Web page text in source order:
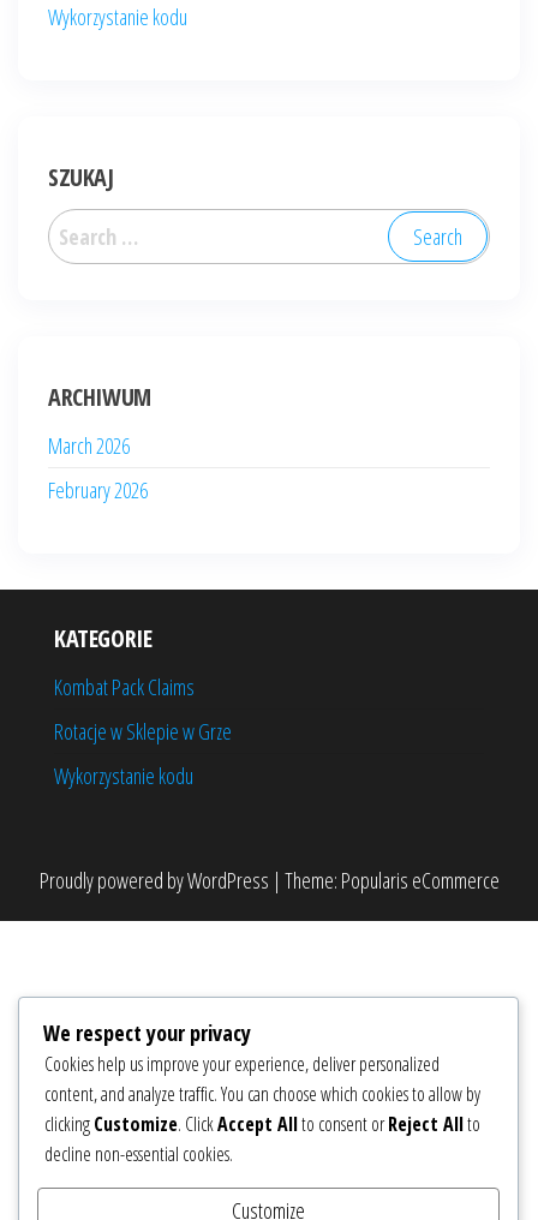
Wykorzystanie kodu
SZUKAJ
Search
for:
ARCHIWUM
March 2026
February 2026
KATEGORIE
Kombat Pack Claims
Rotacje w Sklepie w Grze
Wykorzystanie kodu
Proudly powered byWordPress | Theme: Popularis eCommerce
We respect your privacy
Cookies help us improve your experience, deliver personalized
content, and analyze traffic. You can choose which cookies to allow by
clickingCustomize. ClickAccept Allto consent orReject Allto
decline non-essential cookies.
Customize